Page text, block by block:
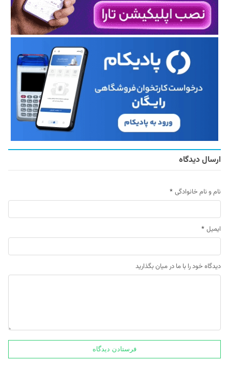
ارسال دیدگاه
نام و نام خانوادگی *
ایمیل *
دیدگاه خود را با ما در میان بگذارید